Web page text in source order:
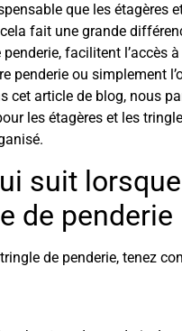
que les étagères
cela fait une grande
facilitent
penderie ou simplement
cet article de blog, nous
les étagères et les
suit
de penderie
de penderie, tenez